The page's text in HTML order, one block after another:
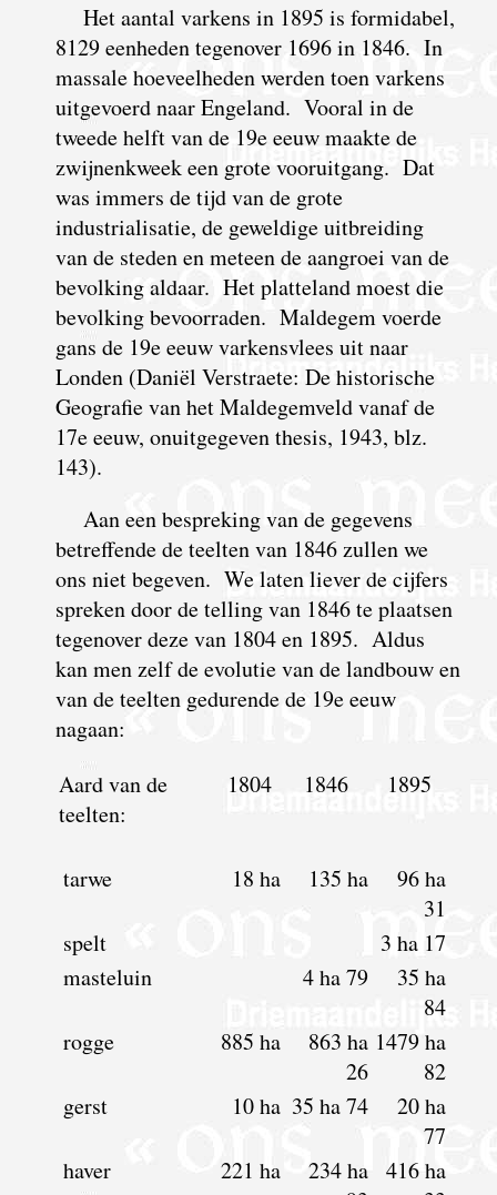
Het aantal varkens in 1895 is formidabel,
8129 eenheden tegenover 1696 in 1846. In
massale hoeveelheden werden toen varkens
uitgevoerd naar Engeland. Vooral in de
tweede helft van de 19e eeuw maakte de
zwijnenkweek een grote vooruitgang. Dat
was immers de tijd van de grote
industrialisatie, de geweldige uitbreiding
van de steden en meteen de aangroei van de
bevolking aldaar. Het platteland moest die
bevolking bevoorraden. Maldegem voerde
gans de 19e eeuw varkensvlees uit naar
Londen (Daniël Verstraete: De historische
Geografie van het Maldegemveld vanaf de
17e eeuw, onuitgegeven thesis, 1943, blz.
143).
Aan een bespreking van de gegevens
betreffende de teelten van 1846 zullen we
ons niet begeven. We laten liever de cijfers
spreken door de telling van 1846 te plaatsen
tegenover deze van 1804 en 1895. Aldus
kanmen zelf de evolutie van de landbouw en
van de teelten gedurende de 19e eeuw
nagaan:
Aard van de
teelten:
1804 1846 1895
tarwe 18 ha 135 ha
96 ha
31
spelt
3 ha 17
masteluin
4 ha 79
35 ha
84
rogge
885 ha
863 ha
26
1479 ha
82
gerst
10 ha 35 ha 74
20 ha
77
haver
221 ha
234 ha
416 ha